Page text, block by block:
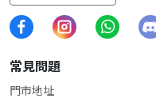
常見問題
門市地址